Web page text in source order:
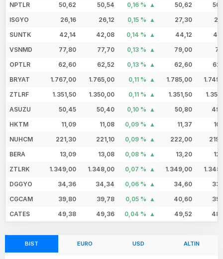
NPTLR
50,62 50,54 0,16 % 50,62
ISGYO
26,16 26,12 0,15 % 27,30
SUNTK
42,14 42,08 0,14 % 44,12
VSNMD
77,80 77,70 0,13 % 79,00
OPTLR
62,60 62,52 0,13 % 62,60
BRYAT
1.767,00 1.765,00 0,11 % 1.785,00
ZTLRF
1.351,50 1.350,00 0,11 % 1.351,50
ASUZU
50,45 50,40 0,10 % 50,80
HKTM
11,09 11,08 0,09 % 11,37
NUHCM
221,30 221,10 0,09 % 222,00
BERA
13,09 13,08 0,08 % 13,20
ZTLRK
1.349,00 1.348,00 0,07 % 1.349,00
DGGYO
34,36 34,34 0,06 % 34,60
CGCAM
39,80 39,78 0,05 % 40,60
CATES
49,38 49,36 0,04 % 49,52
BIST EURO USD ALTIN